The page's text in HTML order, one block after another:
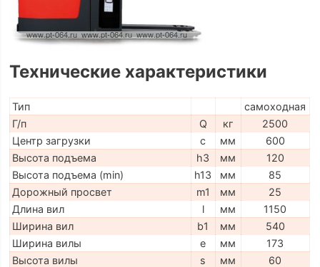
Технические характеристики
Тип
самоходная
Г/п
Q кг
2500
Центр загрузки
c мм
600
Высота подъема
h3 мм
120
Высота подъема (min)
h13 мм
85
Дорожный просвет
m1 мм
25
Длина вил
l мм
1150
Ширина вил
b1 мм
540
Ширина вилы
e мм
173
Высота вилы
s мм
60